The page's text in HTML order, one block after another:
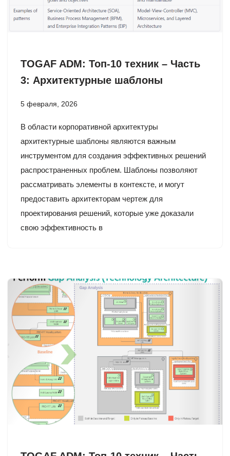
TOGAF ADM: Топ-10 техник – Часть
3: Архитектурные шаблоны
5 февраля, 2026
В области корпоративной архитектуры
архитектурные шаблоны являются важным
инструментом для создания эффективных решений
распространенных проблем. Шаблоны позволяют
рассматривать элементы в контексте, и могут
предоставить архитекторам чертеж для
проектирования решений, которые уже доказали
свою эффективность в